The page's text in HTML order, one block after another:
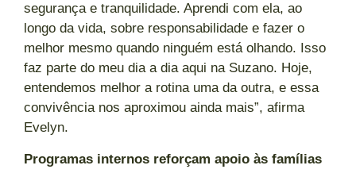
segurança e tranquilidade. Aprendi com ela, ao
longo da vida, sobre responsabilidade e fazer o
melhor mesmo quando ninguém está olhando. Isso
faz parte do meu dia a dia aqui na Suzano. Hoje,
entendemos melhor a rotina uma da outra, e essa
convivência nos aproximou ainda mais”, afirma
Evelyn.
Programas internos reforçam apoio às famílias